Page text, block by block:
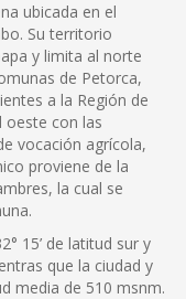
ubicada en el
Su territorio
y limita al norte
de Petorca,
a la Región de
oeste con las
vocación agrícola,
proviene de la
la cual se
15’ de latitud sur y
que la ciudad y
media de 510 msnm.